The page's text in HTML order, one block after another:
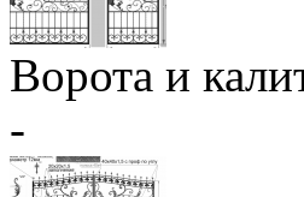
Ворота и
-